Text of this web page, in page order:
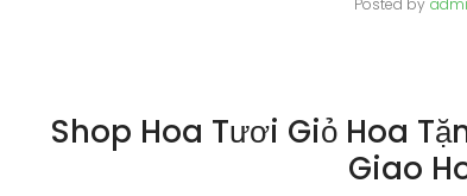
Posted by
Shop Hoa Tươi Giỏ Hoa
Giao